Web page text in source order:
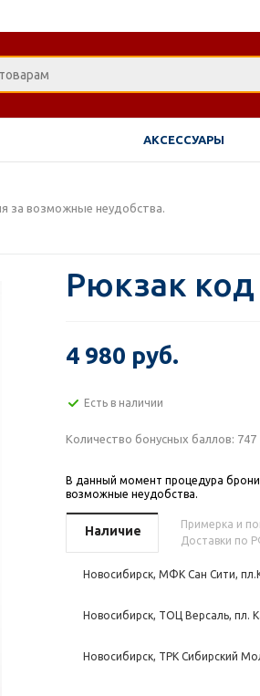
АКСЕССУАРЫ
за возможные неудобства.
Рюкзак код
4 980 руб.
Есть в наличии
Количество бонусных баллов: 747
В данный момент процедура
возможные неудобства.
Наличие
Примерка и
Доставки по
Новосибирск, МФК Сан Сити,
Новосибирск, ТОЦ Версаль, пл.
Новосибирск, ТРК Сибирский